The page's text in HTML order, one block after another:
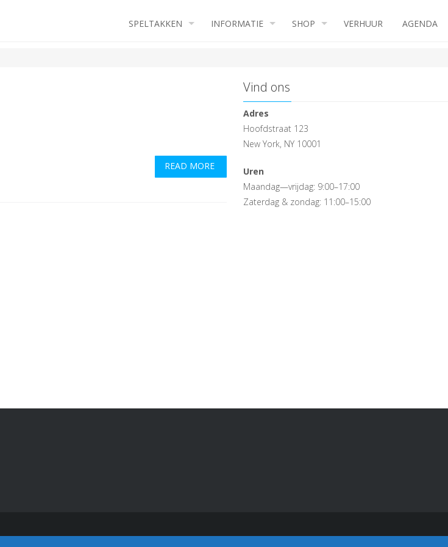
SPELTAKKEN INFORMATIE SHOP VERHUUR AGENDA
READ MORE
Vind ons
Adres
Hoofdstraat 123
New York, NY 10001
Uren
Maandag—vrijdag: 9:00–17:00
Zaterdag & zondag: 11:00–15:00